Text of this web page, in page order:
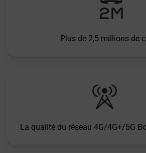
Plus de 2,5 millions de
La qualité du réseau 4G/4G+/5G